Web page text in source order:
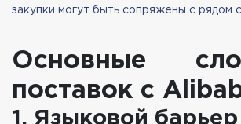
закупки могут быть сопряжены с рядом
Основные
поставок с
1. Языковой барьер